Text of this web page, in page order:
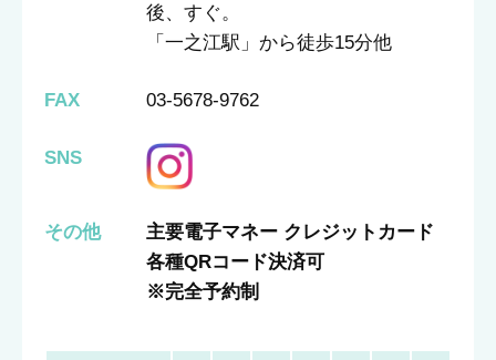
後、すぐ。
「一之江駅」から徒歩15分他
FAX 03-5678-9762
SNS
その他
主要電子マネー クレジットカード
各種QRコード決済可
※完全予約制